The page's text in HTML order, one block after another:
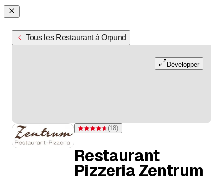
Tous les Restaurant à Orpund
Développer
Note 4,6 sur 5 étoiles pour 18 évaluations
(18)
Restaurant
Pizzeria Zentrum